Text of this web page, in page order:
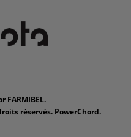
FARMIBEL.
réservés. PowerChord.